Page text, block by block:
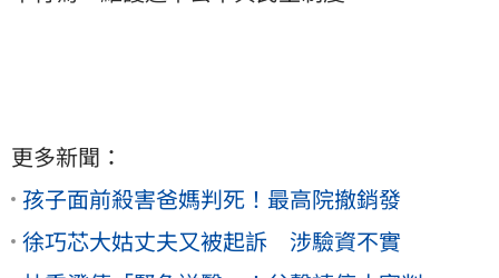
更多新聞：
孩子面前殺害爸媽判死！最高院撤銷發
徐巧芯大姑丈夫又被起訴 涉驗資不實